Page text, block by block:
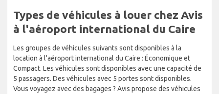
Types de véhicules à louer chez Avis
à l'aéroport international du Caire
Les groupes de véhicules suivants sont disponibles à la
location à l'aéroport international du Caire : Économique et
Compact. Les véhicules sont disponibles avec une capacité de
5 passagers. Des véhicules avec 5 portes sont disponibles.
Vous voyagez avec des bagages ? Avis propose des véhicules